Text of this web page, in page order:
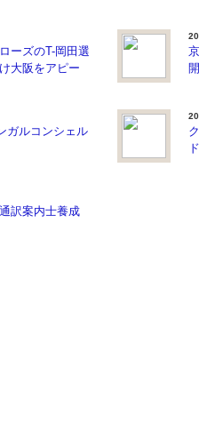
ーズのT-岡田選
大阪をアピー
ガルコンシェル
訳案内士養成